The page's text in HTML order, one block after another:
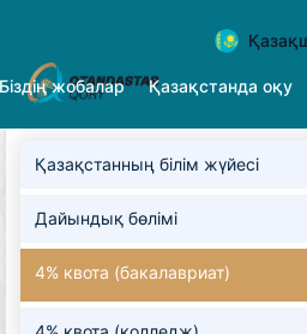
жобалар Қазақстанда оқу
Қазақстанның білім жүйесі
Дайындық бөлімі
4% квота (бакалавриат)